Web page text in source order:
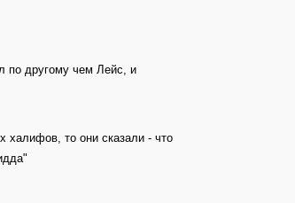
по другому чем Лейс, и
то они сказали - что